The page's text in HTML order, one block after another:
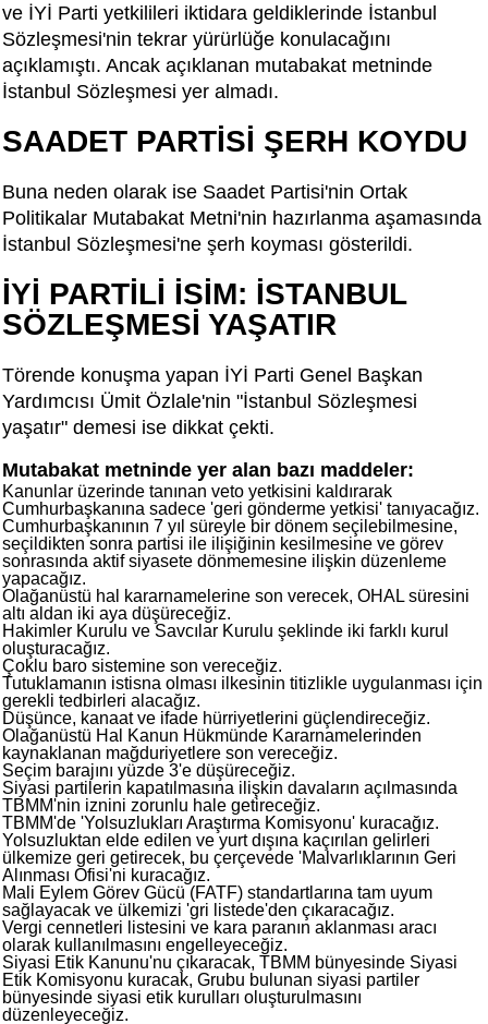
ve İYİ Parti yetkilileri iktidara geldiklerinde İstanbul
Sözleşmesi'nin tekrar yürürlüğe konulacağını
açıklamıştı. Ancak açıklanan mutabakat metninde
İstanbul Sözleşmesi yer almadı.
SAADET PARTİSİ ŞERH KOYDU
Buna neden olarak ise Saadet Partisi'nin Ortak
Politikalar Mutabakat Metni'nin hazırlanma aşamasında
İstanbul Sözleşmesi'ne şerh koyması gösterildi.
İYİ PARTİLİ İSİM: İSTANBUL
SÖZLEŞMESİ YAŞATIR
Törende konuşma yapan İYİ Parti Genel Başkan
Yardımcısı Ümit Özlale'nin "İstanbul Sözleşmesi
yaşatır" demesi ise dikkat çekti.
Mutabakat metninde yer alan bazı maddeler:
Kanunlar üzerinde tanınan veto yetkisini kaldırarak
Cumhurbaşkanına sadece 'geri gönderme yetkisi' tanıyacağız.
Cumhurbaşkanının 7 yıl süreyle bir dönem seçilebilmesine,
seçildikten sonra partisi ile ilişiğinin kesilmesine ve görev
sonrasında aktif siyasete dönmemesine ilişkin düzenleme
yapacağız.
Olağanüstü hal kararnamelerine son verecek, OHAL süresini
altı aldan iki aya düşüreceğiz.
Hakimler Kurulu ve Savcılar Kurulu şeklinde iki farklı kurul
oluşturacağız.
Çoklu baro sistemine son vereceğiz.
Tutuklamanın istisna olması ilkesinin titizlikle uygulanması için
gerekli tedbirleri alacağız.
Düşünce, kanaat ve ifade hürriyetlerini güçlendireceğiz.
Olağanüstü Hal Kanun Hükmünde Kararnamelerinden
kaynaklanan mağduriyetlere son vereceğiz.
Seçim barajını yüzde 3'e düşüreceğiz.
Siyasi partilerin kapatılmasına ilişkin davaların açılmasında
TBMM'nin iznini zorunlu hale getireceğiz.
TBMM'de 'Yolsuzlukları Araştırma Komisyonu' kuracağız.
Yolsuzluktan elde edilen ve yurt dışına kaçırılan gelirleri
ülkemize geri getirecek, bu çerçevede 'Malvarlıklarının Geri
Alınması Ofisi'ni kuracağız.
Mali Eylem Görev Gücü (FATF) standartlarına tam uyum
sağlayacak ve ülkemizi 'gri listede'den çıkaracağız.
Vergi cennetleri listesini ve kara paranın aklanması aracı
olarak kullanılmasını engelleyeceğiz.
Siyasi Etik Kanunu'nu çıkaracak, TBMM bünyesinde Siyasi
Etik Komisyonu kuracak, Grubu bulunan siyasi partiler
bünyesinde siyasi etik kurulları oluşturulmasını
düzenleyeceğiz.